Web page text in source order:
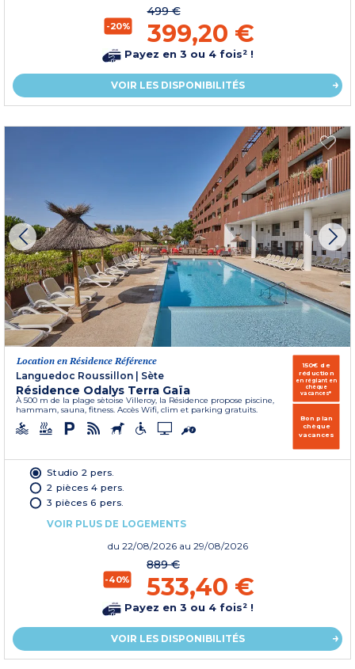
-20%
499 €
399,20 €
Payez en 3 ou 4 fois² !
VOIR LES DISPONIBILITÉS
Location en Résidence Référence
Languedoc Roussillon
Sète
Résidence Odalys Terra Gaïa
À 500 m de la plage sètoise Villeroy, la Résidence propose piscine,
hammam, sauna, fitness. Accès Wifi, clim et parking gratuits.
150€ de
réduction
en réglant en
chèque
vacances*
Bon plan
chèque
vacances
Studio 2 pers.
2 pièces 4 pers.
3 pièces 6 pers.
VOIR PLUS DE LOGEMENTS
du 22/08/2026 au 29/08/2026
-40%
889 €
533,40 €
Payez en 3 ou 4 fois² !
VOIR LES DISPONIBILITÉS